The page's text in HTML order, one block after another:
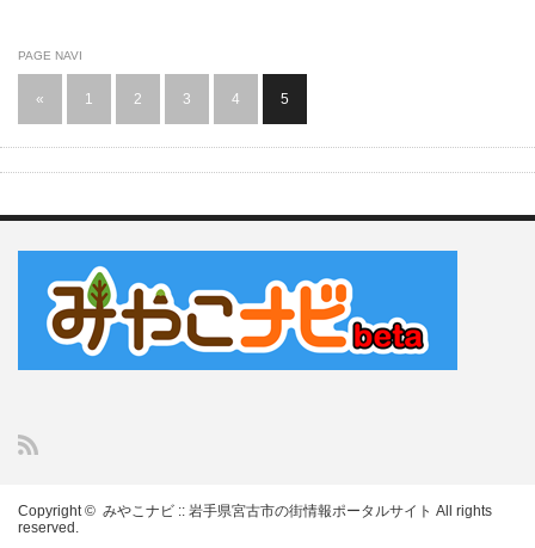
PAGE NAVI
« 1 2 3 4 5
Copyright © みやこナビ :: 岩手県宮古市の街情報ポータルサイト All rights
reserved.